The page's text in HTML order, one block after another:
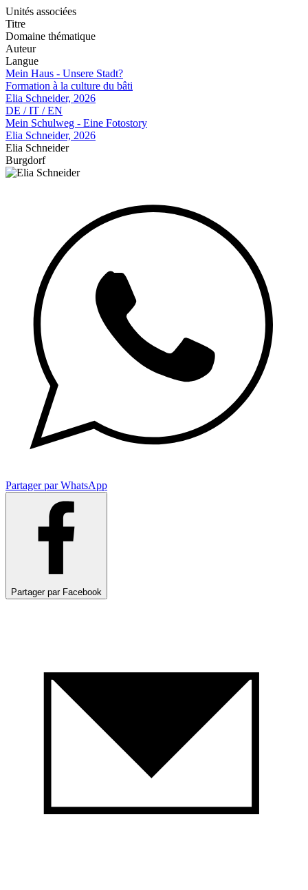
Unités associées
Titre
Domaine thématique
Auteur
Langue
Mein Haus - Unsere Stadt?
Formation à la culture du bâti
Elia Schneider, 2026
DE / IT / EN
Mein Schulweg - Eine Fotostory
Elia Schneider, 2026
Elia Schneider
Burgdorf
Partager par WhatsApp
Partager par Facebook